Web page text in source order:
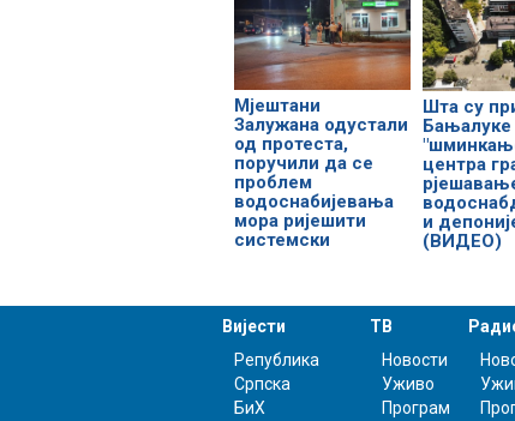
Мјештани
Залужана одустали
од протеста,
поручили да се
проблем
водоснабијевања
мора ријешити
системски
Шта су
Бањалуке
центра
и
(ВИДЕО)
Вијести
Република
Српска
БиХ
ТВ
Новости
Уживо
Програм